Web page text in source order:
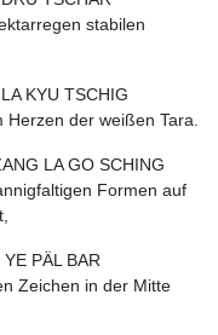
stabilen
KYU TSCHIG
der weißen Tara.
LA GO SCHING
Formen auf
PÄL BAR
Zeichen in der Mitte